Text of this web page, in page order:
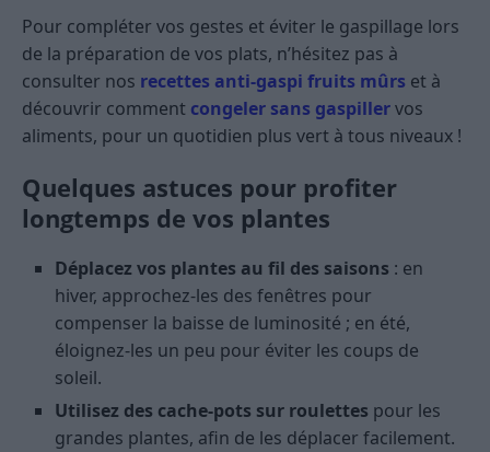
Pour compléter vos gestes et éviter le gaspillage lors
de la préparation de vos plats, n’hésitez pas à
consulter nos recettes anti-gaspi fruits mûrs et à
découvrir comment congeler sans gaspillervos
aliments, pour un quotidien plus vert à tous niveaux !
Quelques astuces pour profiter
longtemps de vos plantes
Déplacez vos plantes au fil des saisons : en
hiver, approchez-les des fenêtres pour
compenser la baisse de luminosité ; en été,
éloignez-les un peu pour éviter les coups de
soleil.
Utilisez des cache-pots sur roulettes pour les
grandes plantes, afin de les déplacer facilement.